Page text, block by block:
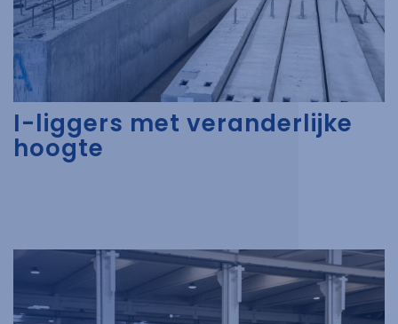
I-liggers met veranderlijke
hoogte